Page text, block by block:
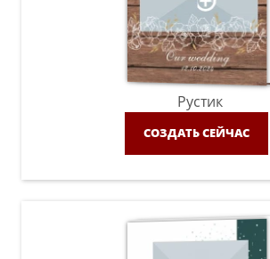
Рустик
СОЗДАТЬ СЕЙЧАС